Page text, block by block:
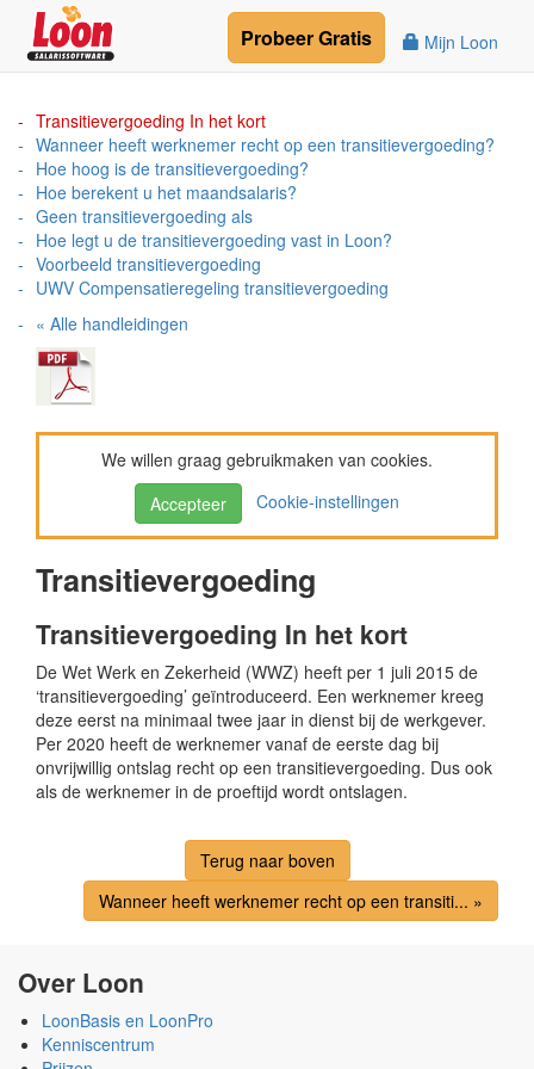
Mijn Loon
ProbeerGratis
Transitievergoeding In het kort
Wanneer heeft werknemer recht op een transitievergoeding?
Hoe hoog is de transitievergoeding?
Hoe berekent u het maandsalaris?
Geen transitievergoeding als
Hoe legt u de transitievergoeding vast in Loon?
Voorbeeld transitievergoeding
UWV Compensatieregeling transitievergoeding
« Alle handleidingen
We willen graag gebruikmaken van cookies.
Accepteer
Cookie-instellingen
Transitievergoeding
Transitievergoeding In het kort
De Wet Werk en Zekerheid (WWZ) heeft per 1 juli 2015 de
‘transitievergoeding’ geïntroduceerd. Een werknemer kreeg
deze eerst na minimaal twee jaar in dienst bij de werkgever.
Per 2020 heeft de werknemer vanaf de eerste dag bij
onvrijwillig ontslag recht op een transitievergoeding. Dus ook
als de werknemer in de proeftijd wordt ontslagen.
Terug naar boven
Wanneer heeft werknemer recht op een transiti... »
Over Loon
LoonBasis en LoonPro
Kenniscentrum